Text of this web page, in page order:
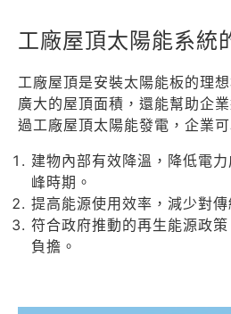
工廠屋頂太陽能系統
工廠屋頂是安裝太陽能板的理
廣大的屋頂面積，還能幫助企
過工廠屋頂太陽能發電，企業可
建物內部有效降溫， 降低電
峰時期。
提高能源使用效率，減少對傳
符合政府推動的再生能源政
負擔。